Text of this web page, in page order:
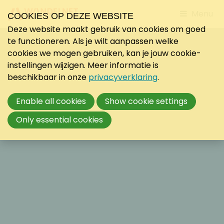
to
COOKIES OP DEZE WEBSITE
Deze website maakt gebruik van cookies om goed
te functioneren. Als je wilt aanpassen welke
cookies we mogen gebruiken, kan je jouw cookie-
instellingen wijzigen. Meer informatie is
beschikbaar in onze privacyverklaring.
Enable all cookies
Show cookie settings
Only essential cookies